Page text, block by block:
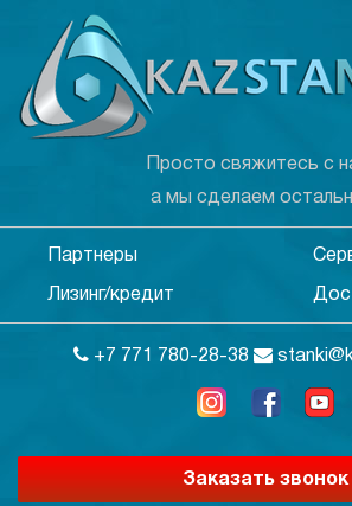
Просто свяжитесь с
а мы сделаем
Партнеры
Лизинг/кредит
+7 771 780-28-38
Заказать звонок